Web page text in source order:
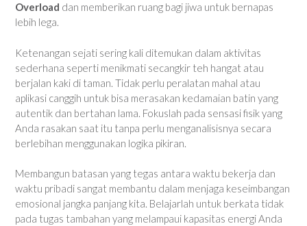
Overload dan memberikan ruang bagi jiwa untuk bernapas
lebih lega.
Ketenangan sejati sering kali ditemukan dalam aktivitas
sederhana seperti menikmati secangkir teh hangat atau
berjalan kaki di taman. Tidak perlu peralatan mahal atau
aplikasi canggih untuk bisa merasakan kedamaian batin yang
autentik dan bertahan lama. Fokuslah pada sensasi fisik yang
Anda rasakan saat itu tanpa perlu menganalisisnya secara
berlebihan menggunakan logika pikiran.
Membangun batasan yang tegas antara waktu bekerja dan
waktu pribadi sangat membantu dalam menjaga keseimbangan
emosional jangka panjang kita. Belajarlah untuk berkata tidak
pada tugas tambahan yang melampaui kapasitas energi Anda